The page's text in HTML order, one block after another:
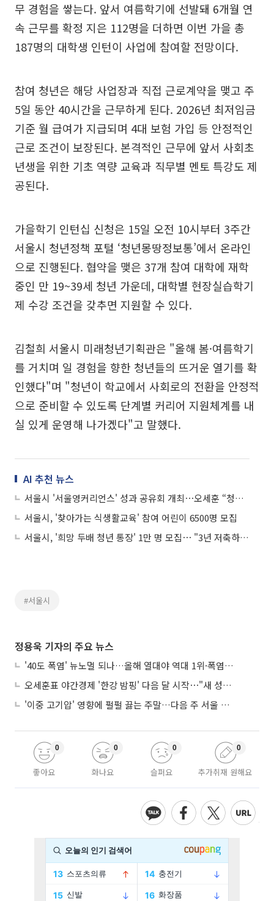
무 경험을 쌓는다. 앞서 여름학기에 선발돼 6개월 연
속 근무를 확정 지은 112명을 더하면 이번 가을 총
187명의 대학생 인턴이 사업에 참여할 전망이다.
참여 청년은 해당 사업장과 직접 근로계약을 맺고 주
5일 동안 40시간을 근무하게 된다. 2026년 최저임금
기준 월 급여가 지급되며 4대 보험 가입 등 안정적인
근로 조건이 보장된다. 본격적인 근무에 앞서 사회초
년생을 위한 기초 역량 교육과 직무별 멘토 특강도 제
공된다.
가을학기 인턴십 신청은 15일 오전 10시부터 3주간
서울시 청년정책 포털 ‘청년몽땅정보통’에서 온라인
으로 진행된다. 협약을 맺은 37개 참여 대학에 재학
중인 만 19~39세 청년 가운데, 대학별 현장실습학기
제 수강 조건을 갖추면 지원할 수 있다.
김철희 서울시 미래청년기획관은 "올해 봄·여름학기
를 거치며 일 경험을 향한 청년들의 뜨거운 열기를 확
인했다"며 "청년이 학교에서 사회로의 전환을 안정적
으로 준비할 수 있도록 단계별 커리어 지원체계를 내
실 있게 운영해 나가겠다"고 말했다.
AI 추천 뉴스
서울시 '서울영커리언스' 성과 공유회 개최⋯오세훈 “청년 지원책 확대”
서울시, '찾아가는 식생활교육' 참여 어린이 6500명 모집
서울시, '희망 두배 청년 통장' 1만 명 모집⋯ "3년 저축하면 두 배"
#서울시
정용욱 기자의 주요 뉴스
'40도 폭염' 뉴노멀 되나…올해 열대야 역대 1위·폭염일수 평년 3배 넘어
오세훈표 야간경제 '한강 밤핑' 다음 달 시작⋯"새 성장동력 만들 것"
'이중 고기압' 영향에 펄펄 끓는 주말…다음 주 서울 포함 서쪽이 더 덥다
좋아요
0
화나요
0
슬퍼요
0
추가취재 원해요
0